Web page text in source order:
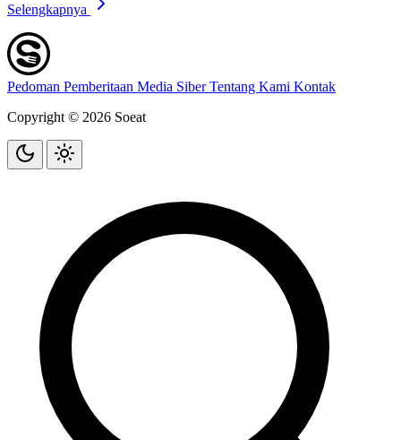
Selengkapnya
Pedoman Pemberitaan Media SiberTentang Kami Kontak
Copyright © 2026 Soeat